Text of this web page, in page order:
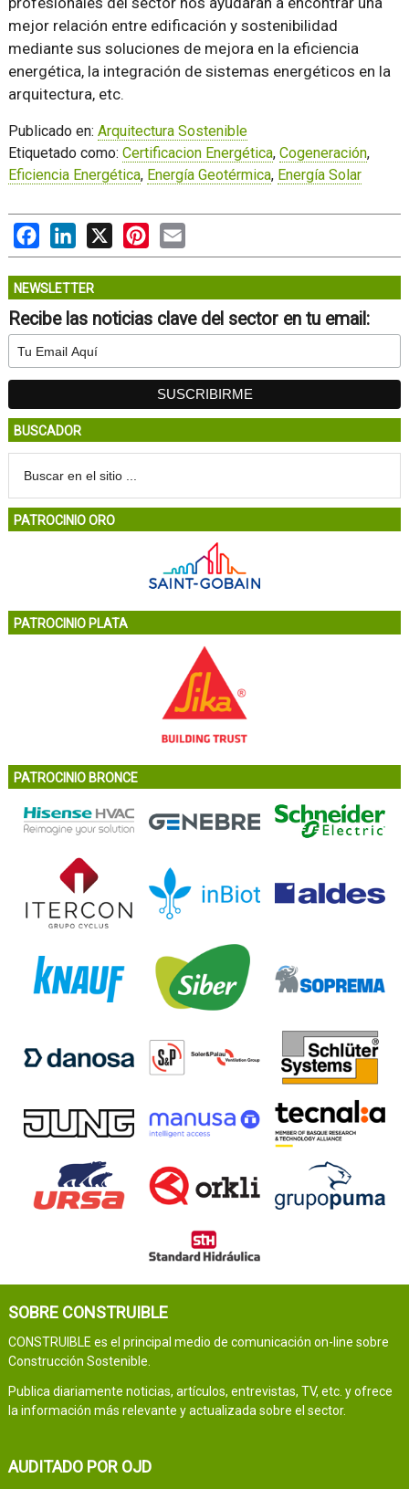
mejor relación entre edificación y sostenibilidad
mediante sus soluciones de mejora en la eficiencia
energética, la integración de sistemas energéticos en la
arquitectura, etc.
Publicado en: Arquitectura Sostenible
Etiquetado como: Certificacion Energética, Cogeneración,
Eficiencia Energética, Energía Geotérmica, Energía Solar
FacebookLinkedIn
X PinterestEmail
NEWSLETTER
Recibe las noticias clave del sector en tu email:
BUSCADOR
PATROCINIO ORO
PATROCINIO PLATA
PATROCINIO BRONCE
SOBRE CONSTRUIBLE
CONSTRUIBLE es el principal medio de comunicación on-line sobre
Construcción Sostenible.
Publica diariamente noticias, artículos, entrevistas, TV, etc. y ofrece
la información más relevante y actualizada sobre el sector.
AUDITADO POR OJD